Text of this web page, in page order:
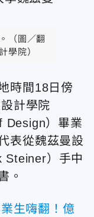
（圖／翻
學院）
時間18日傍
計學院
Design）畢業
表從魏茲曼設
Steiner）手中
。
生嗨翻！億